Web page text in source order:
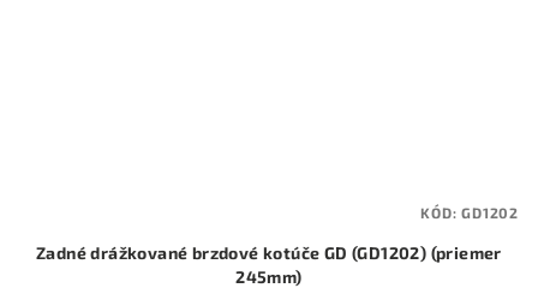
Zadné drážkované brzdové kotúče GD (GD1202) (priemer
245mm)
KÓD:GD1202